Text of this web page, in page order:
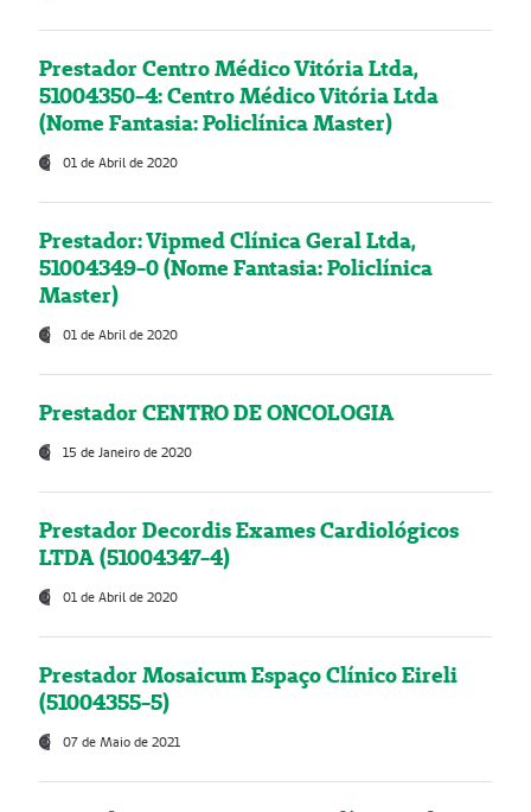
Prestador Centro Médico Vitória Ltda,
51004350-4: Centro Médico Vitória Ltda
(Nome Fantasia: Policlínica Master)
01 de Abril de 2020
Prestador: Vipmed Clínica Geral Ltda,
51004349-0 (Nome Fantasia: Policlínica
Master)
01 de Abril de 2020
Prestador CENTRO DE ONCOLOGIA
15 de Janeiro de 2020
Prestador Decordis Exames Cardiológicos
LTDA (51004347-4)
01 de Abril de 2020
Prestador Mosaicum Espaço Clínico Eireli
(51004355-5)
07 de Maio de 2021